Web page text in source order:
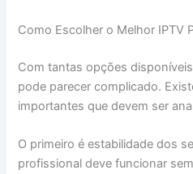
Como Escolher o Melhor IPTV
Com tantas opções
pode parecer complicado.
importantes que devem ser
O primeiro é estabilidade dos
profissional deve funcionar